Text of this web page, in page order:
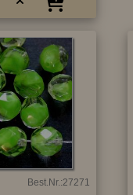
Best.Nr.:27271